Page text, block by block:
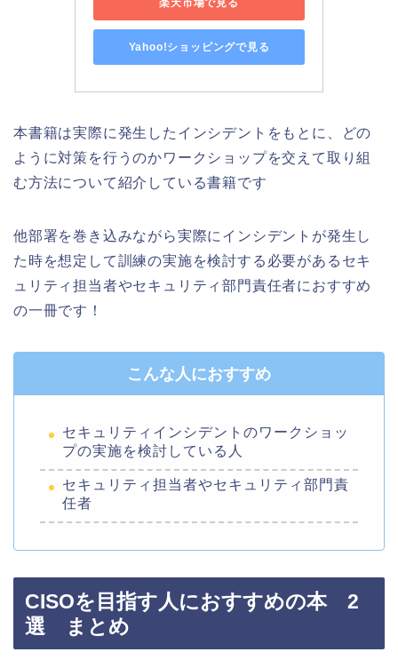
楽天市場で見る
Yahoo!ショッピングで見る
本書籍は実際に発生したインシデントをもとに、どの
ように対策を行うのかワークショップを交えて取り組
む方法について紹介している書籍です
他部署を巻き込みながら実際にインシデントが発生し
た時を想定して訓練の実施を検討する必要があるセキ
ュリティ担当者やセキュリティ部門責任者におすすめ
の一冊です！
こんな人におすすめ
セキュリティインシデントのワークショッ
プの実施を検討している人
セキュリティ担当者やセキュリティ部門責
任者
CISOを目指す人におすすめの本 2
選 まとめ